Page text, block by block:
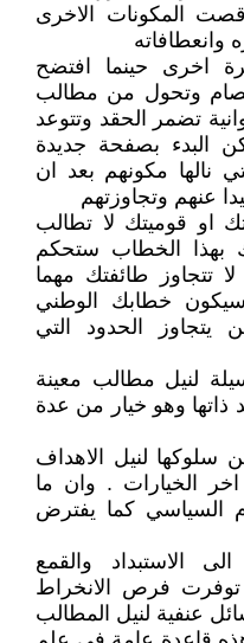
المكونات الاخرى
وانعطافاته
اخرى حينما افتضح
وتحول من مطالب
تضمر الحقد وتتوعد
البدء بصفحة جديدة
نالها مكونهم بعد ان
عنهم وتجاوزتهم
او قوميتك لا تطالب
بهذا الخطاب ستحكم
تتجاوز طائفتك مهما
خطابك الوطني
الحدود التي
لنيل مطالب معينة
وهو خيار من عدة
لنيل الاهداف
الخيارات . وان ما
السياسي كما يفترض
الاستبداد والقمع
فرص الانخراط
عنفية لنيل المطالب